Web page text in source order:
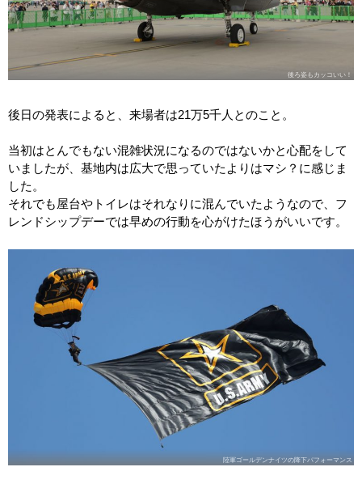
後ろ姿もカッコいい！
後日の発表によると、来場者は21万5千人とのこと。
当初はとんでもない混雑状況になるのではないかと心配をして
いましたが、基地内は広大で思っていたよりはマシ？に感じま
した。
それでも屋台やトイレはそれなりに混んでいたようなので、フ
レンドシップデーでは早めの行動を心がけたほうがいいです。
陸軍ゴールデンナイツの降下パフォーマンス